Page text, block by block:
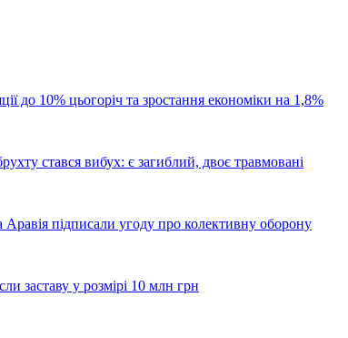
до 10% цьогоріч та зростання економіки на 1,8%
стався вибух: є загиблий, двоє травмовані
Аравія підписали угоду про колективну оборону
заставу у розмірі 10 млн грн